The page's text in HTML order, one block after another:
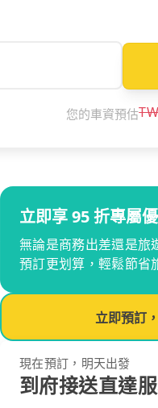
您的車資預估
立即享 95 折專屬
無論是商務出差還是旅
預訂更划算，輕鬆節省
立即預訂
現在預訂，明天出發
到府接送直達